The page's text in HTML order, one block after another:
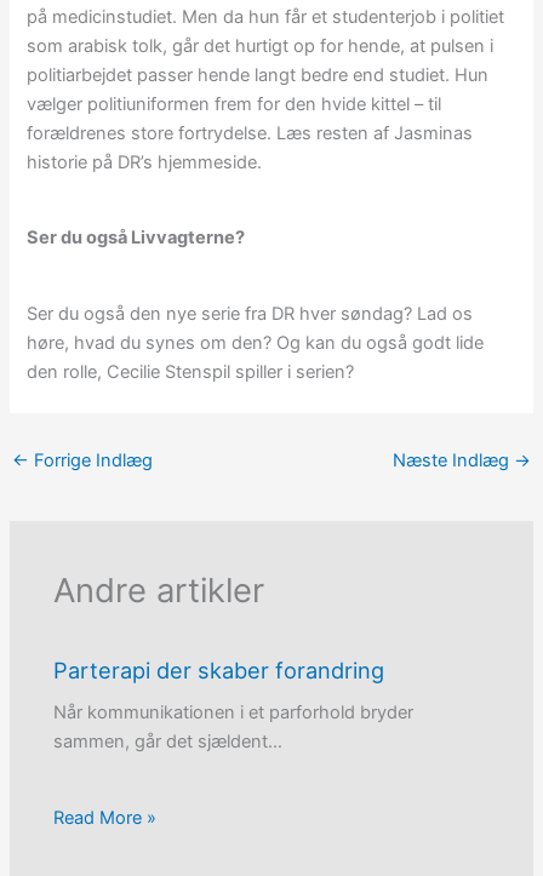
på medicinstudiet. Men da hun får et studenterjob i politiet
som arabisk tolk, går det hurtigt op for hende, at pulsen i
politiarbejdet passer hende langt bedre end studiet. Hun
vælger politiuniformen frem for den hvide kittel – til
forældrenes store fortrydelse. Læs resten af Jasminas
historie på DR’s hjemmeside.
Ser du også Livvagterne?
Ser du også den nye serie fra DR hver søndag? Lad os
høre, hvad du synes om den? Og kan du også godt lide
den rolle, Cecilie Stenspil spiller i serien?
← Forrige Indlæg Næste Indlæg →
Andre artikler
Parterapi der skaber forandring
Når kommunikationen i et parforhold bryder
sammen, går det sjældent…
Read More »